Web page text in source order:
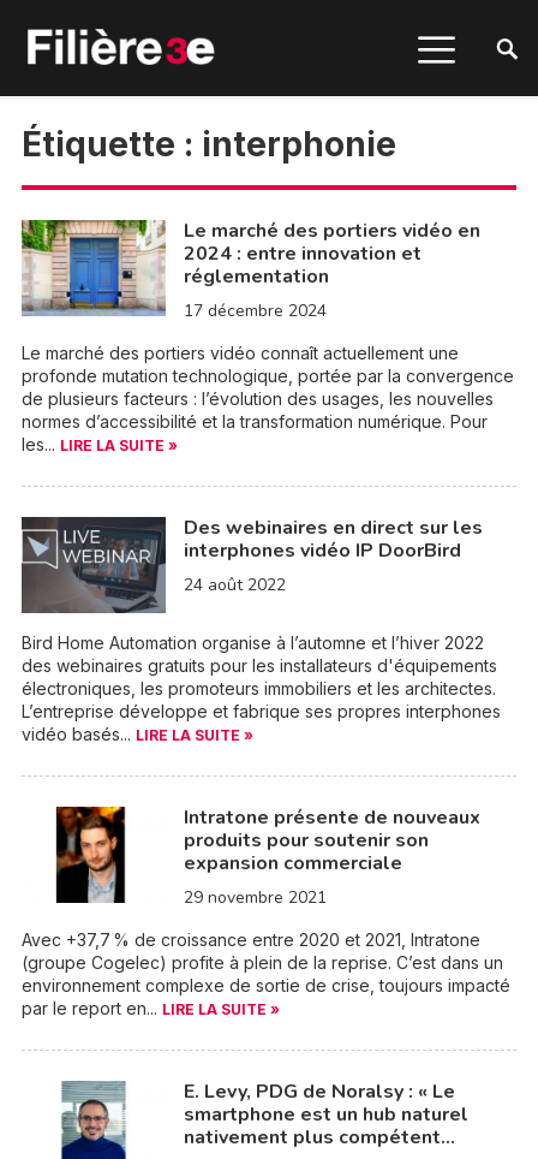
Étiquette : interphonie
Le marché des portiers vidéo en
2024 : entre innovation et
réglementation
17 décembre 2024
Le marché des portiers vidéo connaît actuellement une
profonde mutation technologique, portée par la convergence
de plusieurs facteurs : l’évolution des usages, les nouvelles
normes d’accessibilité et la transformation numérique. Pour
les... LIRE LA SUITE »
Des webinaires en direct sur les
interphones vidéo IP DoorBird
24 août 2022
Bird Home Automation organise à l’automne et l’hiver 2022
des webinaires gratuits pour les installateurs d'équipements
électroniques, les promoteurs immobiliers et les architectes.
L’entreprise développe et fabrique ses propres interphones
vidéo basés... LIRE LA SUITE »
Intratone présente de nouveaux
produits pour soutenir son
expansion commerciale
29 novembre 2021
Avec +37,7 % de croissance entre 2020 et 2021, Intratone
(groupe Cogelec) profite à plein de la reprise. C’est dans un
environnement complexe de sortie de crise, toujours impacté
par le report en... LIRE LA SUITE »
E. Levy, PDG de Noralsy : « Le
smartphone est un hub naturel
nativement plus compétent…